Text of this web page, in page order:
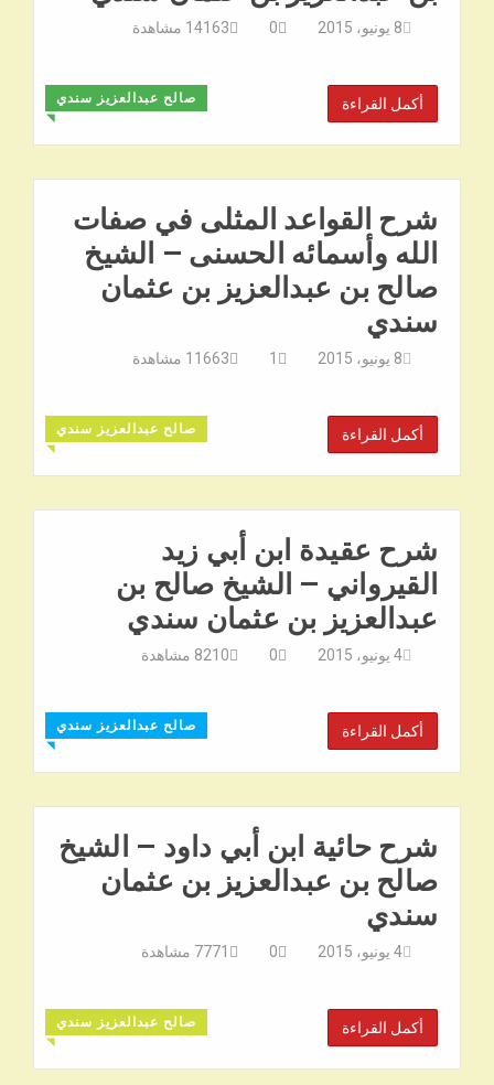
8 يونيو، 2015 0
14163 مشاهدة
صالح عبدالعزيز سندي
◥
أكمل القراءة
شرح القواعد المثلى في صفات
الله وأسمائه الحسنى – الشيخ
صالح بن عبدالعزيز بن عثمان
سندي
8 يونيو، 2015 1
11663 مشاهدة
صالح عبدالعزيز سندي
◥
أكمل القراءة
شرح عقيدة ابن أبي زيد
القيرواني – الشيخ صالح بن
عبدالعزيز بن عثمان سندي
4 يونيو، 2015 0
8210 مشاهدة
صالح عبدالعزيز سندي
◥
أكمل القراءة
شرح حائية ابن أبي داود – الشيخ
صالح بن عبدالعزيز بن عثمان
سندي
4 يونيو، 2015 0
7771 مشاهدة
صالح عبدالعزيز سندي
◥
أكمل القراءة